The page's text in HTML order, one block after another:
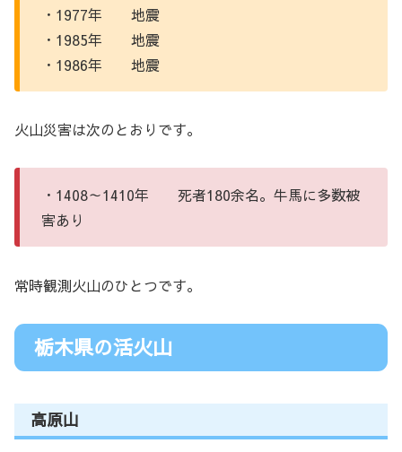
・1977年 地震
・1985年 地震
・1986年 地震
火山災害は次のとおりです。
・1408～1410年 死者180余名。牛馬に多数被
害あり
常時観測火山のひとつです。
栃木県の活火山
高原山